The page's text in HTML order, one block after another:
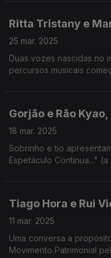
Ritta Tristany e
25 mar. 2025
Duas vozes nascidas no
percursos musicais
Gorjão e Rão Kyao,
18 mar. 2025
Sobrinho e tio
Espetáculo Continua..."
Tiago Hora e Rui
11 mar. 2025
Uma conversa a
Movimento Patrimonial